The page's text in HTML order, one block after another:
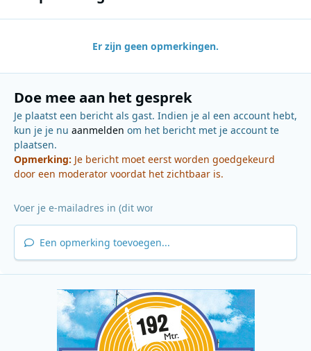
Er zijn geen opmerkingen.
Doe mee aan het gesprek
Je plaatst een bericht als gast. Indien je al een account hebt,
kun je je nu aanmelden om het bericht met je account te
plaatsen.
Opmerking: Je bericht moet eerst worden goedgekeurd
door een moderator voordat het zichtbaar is.
Een opmerking toevoegen...